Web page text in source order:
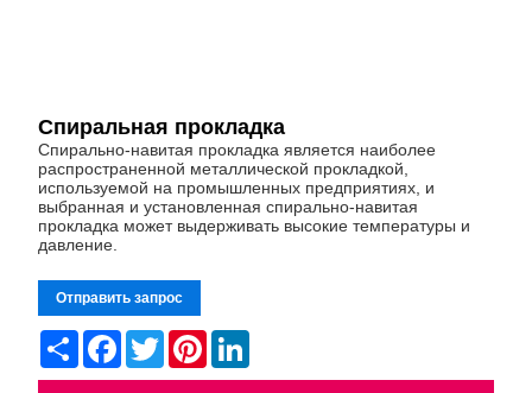
Спиральная прокладка
Спирально-навитая прокладка является наиболее
распространенной металлической прокладкой,
используемой на промышленных предприятиях, и
выбранная и установленная спирально-навитая
прокладка может выдерживать высокие температуры и
давление.
Отправить запрос
Share Facebook
TwitterPinterest